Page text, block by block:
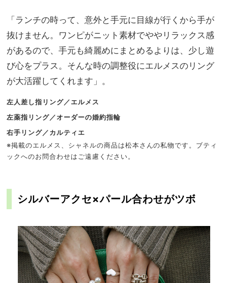
「ランチの時って、意外と手元に目線が行くから手が
抜けません。ワンピがニット素材でややリラックス感
があるので、手元も綺麗めにまとめるよりは、少し遊
び心をプラス。そんな時の調整役にエルメスのリング
が大活躍してくれます」。
左人差し指リング／エルメス
左薬指リング／オーダーの婚約指輪
右手リング／カルティエ
※掲載のエルメス、シャネルの商品は松本さんの私物です。ブティ
ックへのお問合わせはご遠慮ください。
シルバーアクセ×パール合わせがツボ